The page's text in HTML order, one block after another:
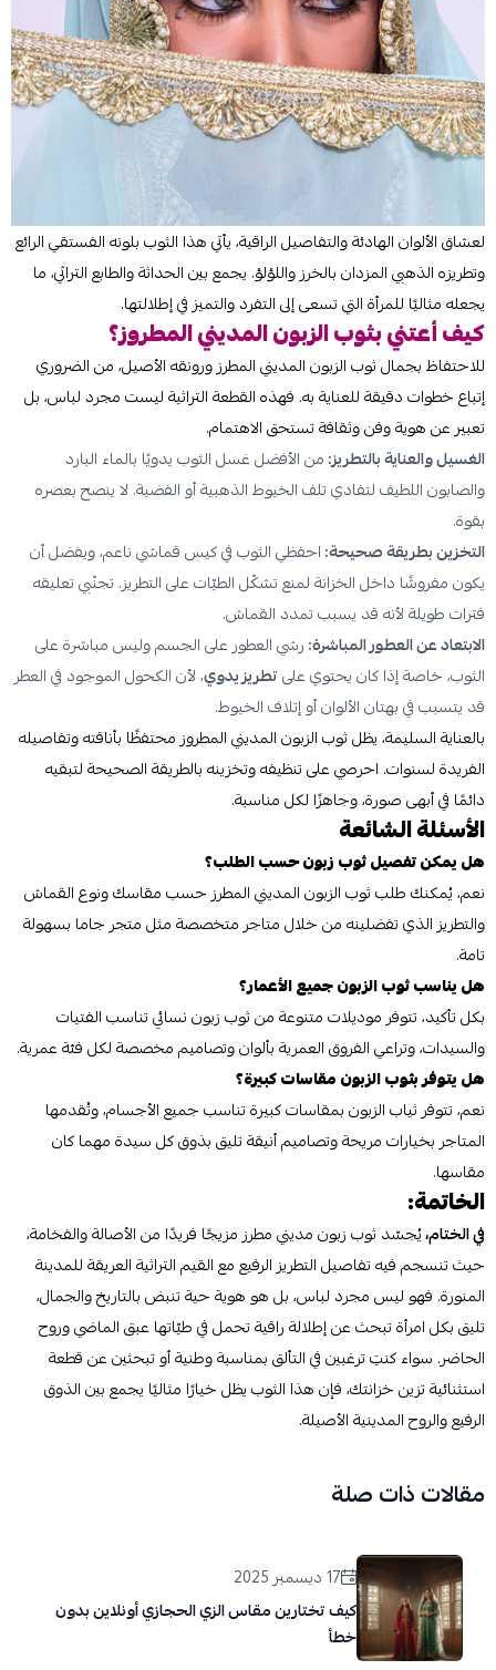
لعشاق الألوان الهادئة والتفاصيل الراقية، يأتي هذا الثوب بلونه الفستقي الرائع
وتطريزه الذهبي المزدان بالخرز واللؤلؤ. يجمع بين الحداثة والطابع التراثي، ما
يجعله مثاليًا للمرأة التي تسعى إلى التفرد والتميز في إطلالتها.
كيف أعتني بثوب الزبون المديني المطروز؟
للاحتفاظ بجمال ثوب الزبون المديني المطرز ورونقه الأصيل، من الضروري
إتباع خطوات دقيقة للعناية به. فهذه القطعة التراثية ليست مجرد لباس، بل
تعبير عن هوية وفن وثقافة تستحق الاهتمام.
الغسيل والعناية بالتطريز:من الأفضل غسل الثوب يدويًا بالماء البارد
والصابون اللطيف لتفادي تلف الخيوط الذهبية أو الفضية. لا ينصح بعصره
بقوة.
التخزين بطريقة صحيحة:احفظي الثوب في كيس قماشي ناعم، ويفضل أن
يكون مفروشًا داخل الخزانة لمنع تشكّل الطيّات على التطريز. تجنّبي تعليقه
فترات طويلة لأنه قد يسبب تمدد القماش.
الابتعاد عن العطور المباشرة:رشي العطور على الجسم وليس مباشرة على
الثوب، خاصة إذا كان يحتوي علىتطريز يدوي، لأن الكحول الموجود في العطر
قد يتسبب في بهتان الألوان أو إتلاف الخيوط.
بالعناية السليمة، يظل ثوب الزبون المديني المطروز محتفظًا بأناقته وتفاصيله
الفريدة لسنوات. احرصي على تنظيفه وتخزينه بالطريقة الصحيحة لتبقيه
دائمًا في أبهى صورة، وجاهزًا لكل مناسبة.
الأسئلة الشائعة
هل يمكن تفصيل ثوب زبون حسب الطلب؟
نعم، يُمكنك طلب ثوب الزبون المديني المطرز حسب مقاسك ونوع القماش
والتطريز الذي تفضلينه من خلال متاجر متخصصة مثل متجر جاما بسهولة
تامة.
هل يناسب ثوب الزبون جميع الأعمار؟
بكل تأكيد، تتوفر موديلات متنوعة من ثوب زبون نسائي تناسب الفتيات
والسيدات، وتراعي الفروق العمرية بألوان وتصاميم مخصصة لكل فئة عمرية.
هل يتوفر بثوب الزبون مقاسات كبيرة؟
نعم، تتوفر ثياب الزبون بمقاسات كبيرة تناسب جميع الأجسام، وتُقدمها
المتاجر بخيارات مريحة وتصاميم أنيقة تليق بذوق كل سيدة مهما كان
مقاسها.
الخاتمة:
في الختام،يُجسّد ثوب زبون مديني مطرز مزيجًا فريدًا من الأصالة والفخامة،
حيث تنسجم فيه تفاصيل التطريز الرفيع مع القيم التراثية العريقة للمدينة
المنورة. فهو ليس مجرد لباس، بل هو هوية حية تنبض بالتاريخ والجمال،
تليق بكل امرأة تبحث عن إطلالة راقية تحمل في طيّاتها عبق الماضي وروح
الحاضر. سواء كنتِ ترغبين في التألق بمناسبة وطنية أو تبحثين عن قطعة
استثنائية تزين خزانتك، فإن هذا الثوب يظل خيارًا مثاليًا يجمع بين الذوق
الرفيع والروح المدينية الأصيلة.
مقالات ذات صلة
17 ديسمبر 2025
كيف تختارين مقاس الزي الحجازي أونلاين بدون
خطأ